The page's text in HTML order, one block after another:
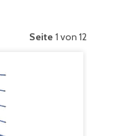
Seite 1 von 12